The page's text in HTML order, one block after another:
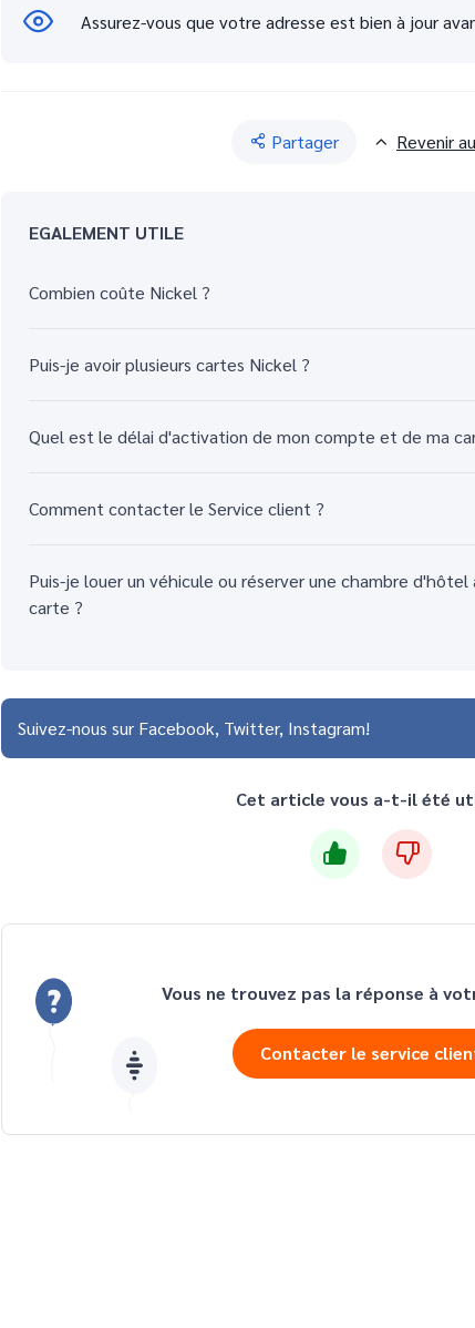
Assurez-vous que votre adresse est bien à jour
Partager Revenir
EGALEMENT UTILE
Combien coûte Nickel ?
Puis-je avoir plusieurs cartes Nickel ?
Quel est le délai d'activation de mon compte et de ma
Comment contacter le Service client ?
Puis-je louer un véhicule ou réserver une chambre d'hôtel
carte ?
Suivez-nous sur Facebook Twitter Instagram
Cet article vous a-t-il été
Vous ne trouvez pas la réponse à
Contacter le service